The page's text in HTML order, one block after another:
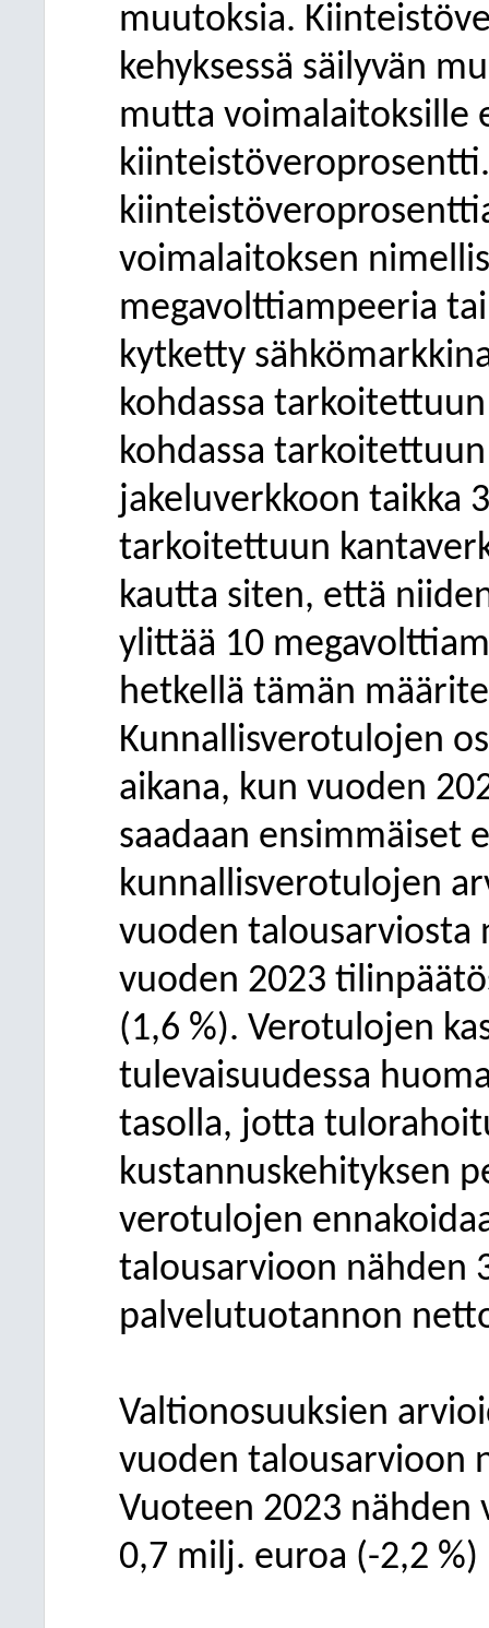
muutoksia.
kehyksessä säilyvän
mutta voimalaitoksille
voimalaitoksen
megavolttiampeeria
kytketty
kohdassa
kohdassa
jakeluverkkoon taikka
tarkoitettuun
kautta siten, että
ylittää 10
hetkellä tämän
Kunnallisverotulojen
aikana, kun vuoden
saadaan ensimmäiset
kunnallisverotulojen
vuoden talousarviosta
vuoden 2023
(1,6 %). Verotulojen
tulevaisuudessa
tasolla, jotta
kustannuskehityksen
verotulojen
talousarvioon nähden
palvelutuotannon
Valtionosuuksien
vuoden talousarvioon
Vuoteen 2023 nähden
0,7 milj. euroa (-2,2